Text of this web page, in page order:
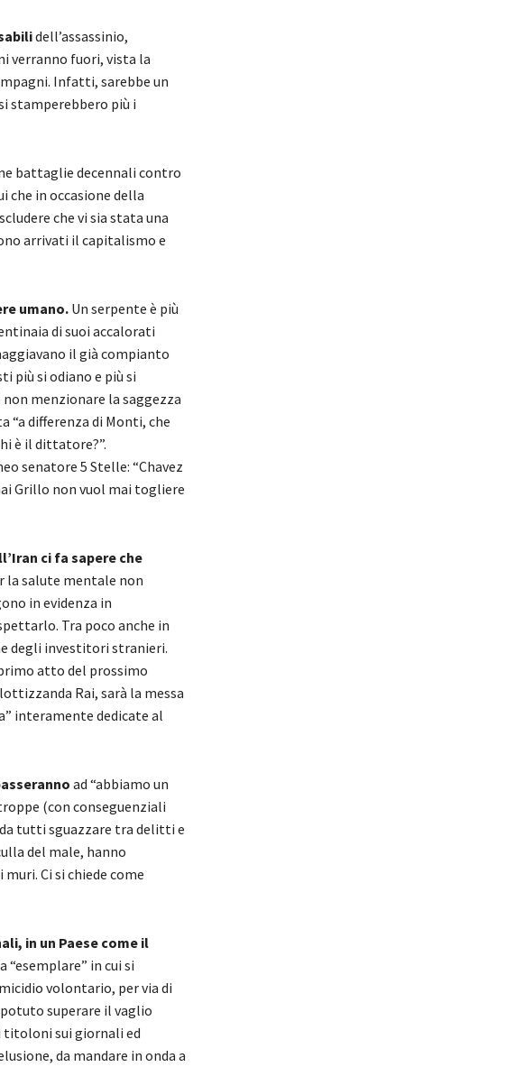
dell’assassinio,
verranno fuori, vista la
Infatti, sarebbe un
stamperebbero più i
battaglie decennali contro
che in occasione della
che vi sia stata una
arrivati il capitalismo e
umano.Un serpente è più
di suoi accalorati
il già compianto
più si odiano e più si
menzionare la saggezza
differenza di Monti, che
è il dittatore?”.
senatore 5 Stelle: “Chavez
Grillo non vuol mai togliere
ci fa sapere che
la salute mentale non
in evidenza in
Tra poco anche in
degli investitori stranieri.
atto del prossimo
Rai, sarà la messa
interamente dedicate al
ad “abbiamo un
(con conseguenziali
tutti sguazzare tra delitti e
del male, hanno
Ci si chiede come
in un Paese come il
“esemplare” in cui si
volontario, per via di
superare il vaglio
titoloni sui giornali ed
da mandare in onda a